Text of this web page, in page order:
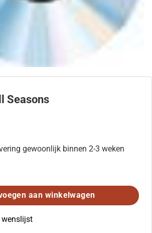
Seasons
gewoonlijk binnen 2-3 weken
aantal
aan winkelwagen
wenslijst